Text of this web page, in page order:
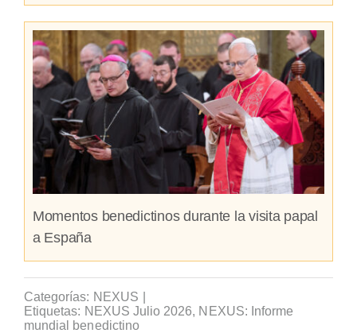
Momentos benedictinos durante la visita papal
a España
Categorías: NEXUS
Etiquetas: NEXUS Julio 2026, NEXUS: Informe
mundial benedictino